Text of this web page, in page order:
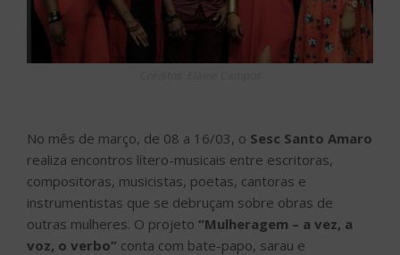
No mês de março, de 08 a 16/03, o Sesc Santo Amaro
realiza encontros lítero-musicais entre escritoras,
compositoras, musicistas, poetas, cantoras e
instrumentistas que se debruçam sobre obras de
outras mulheres. O projeto “Mulheragem – a vez, a
voz, o verbo” conta com bate-papo, sarau e